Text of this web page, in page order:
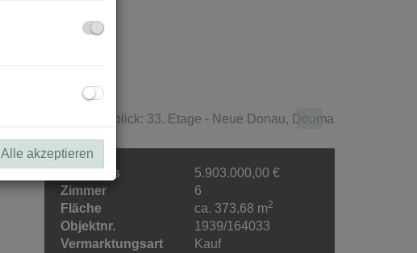
Kaufpreis
5.903.000,00 €
Zimmer
6
Fläche
ca. 373,68 m2
Objektnr.
1939/164033
Vermarktungsart
Kauf
Alle akzeptieren